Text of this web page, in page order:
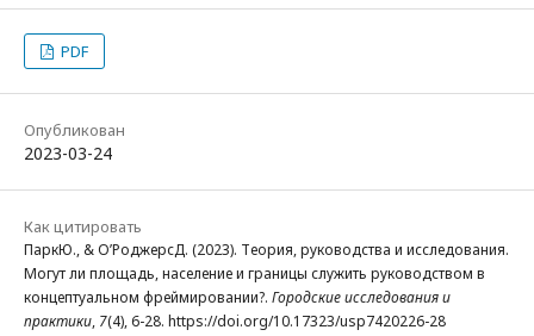
PDF
Опубликован
2023-03-24
Как цитировать
ПаркЮ., & О’РоджерсД. (2023). Теория, руководства и исследования.
Могут ли площадь, население и границы служить руководством в
концептуальном фреймировании?. Городские исследования и
практики, 7(4), 6-28. https://doi.org/10.17323/usp7420226-28